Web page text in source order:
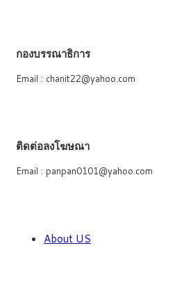
กองบรรณาธิการ
Email : chanit22@yahoo.com
ติดต่อลงโฆษณา
Email : panpan0101@yahoo.com
About US